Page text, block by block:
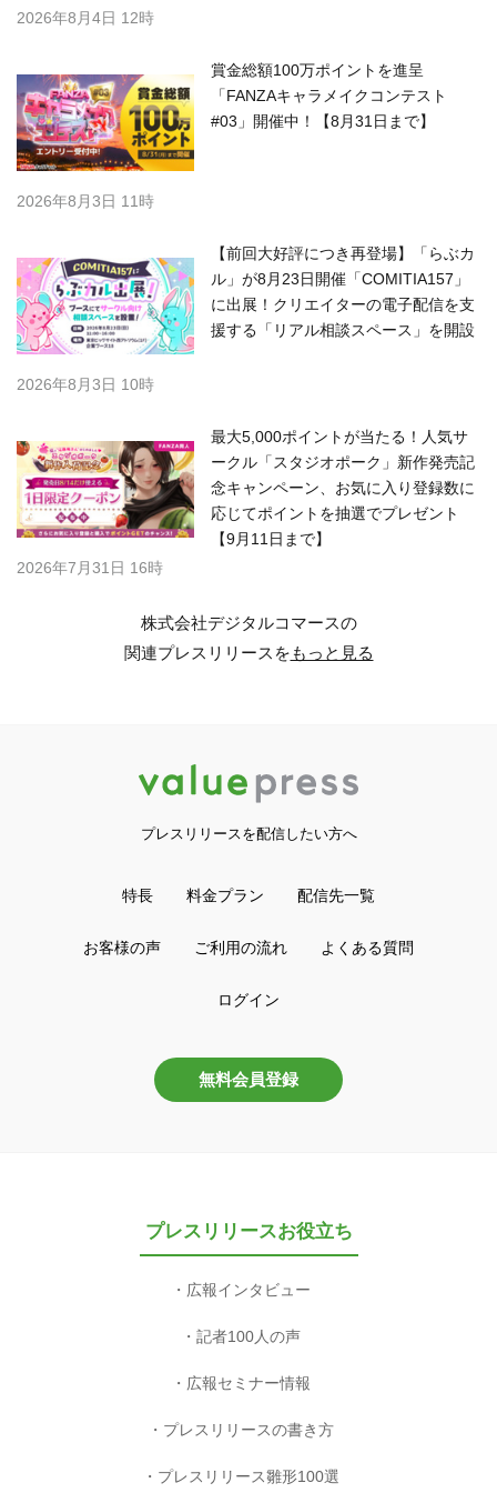
2026年8月4日 12時
賞金総額100万ポイントを進呈
「FANZAキャラメイクコンテスト
#03」開催中！【8月31日まで】
2026年8月3日 11時
【前回大好評につき再登場】「らぶカ
ル」が8月23日開催「COMITIA157」
に出展！クリエイターの電子配信を支
援する「リアル相談スペース」を開設
2026年8月3日 10時
最大5,000ポイントが当たる！人気サ
ークル「スタジオポーク」新作発売記
念キャンペーン、お気に入り登録数に
応じてポイントを抽選でプレゼント
【9月11日まで】
2026年7月31日 16時
株式会社デジタルコマースの
関連プレスリリースをもっと見る
プレスリリースを配信したい方へ
特長 料金プラン 配信先一覧
お客様の声 ご利用の流れ よくある質問
ログイン
無料会員登録
プレスリリースお役立ち
広報インタビュー
記者100人の声
広報セミナー情報
プレスリリースの書き方
プレスリリース雛形100選